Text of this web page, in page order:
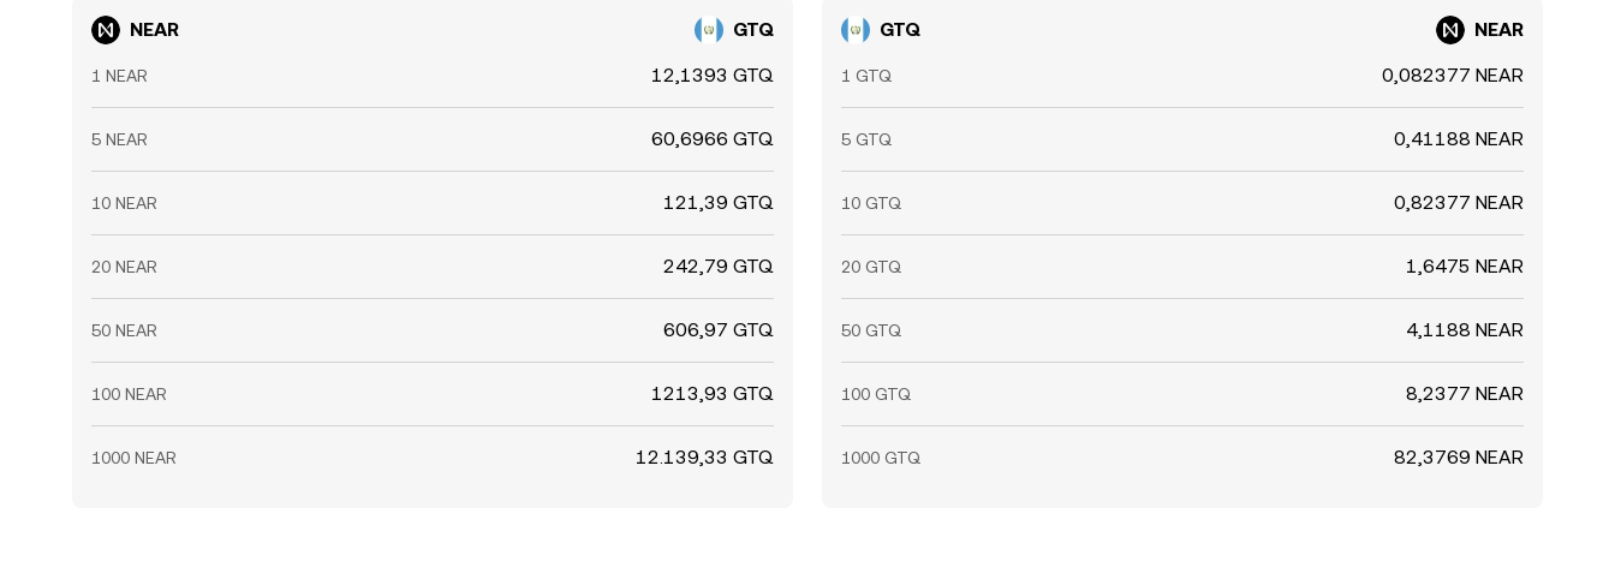
NEAR GTQ
1 NEAR 12,1393 GTQ
5 NEAR 60,6966 GTQ
10 NEAR 121,39 GTQ
20 NEAR 242,79 GTQ
50 NEAR 606,97 GTQ
100 NEAR 1213,93 GTQ
1000 NEAR 12.139,33 GTQ
GTQ NEAR
1 GTQ 0,082377 NEAR
5 GTQ 0,41188 NEAR
10 GTQ 0,82377 NEAR
20 GTQ 1,6475 NEAR
50 GTQ 4,1188 NEAR
100 GTQ 8,2377 NEAR
1000 GTQ 82,3769 NEAR